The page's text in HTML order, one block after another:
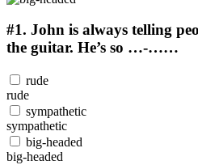
#1. John is always telling
the guitar. He’s so …-……
rude
rude
sympathetic
sympathetic
big-headed
big-headed